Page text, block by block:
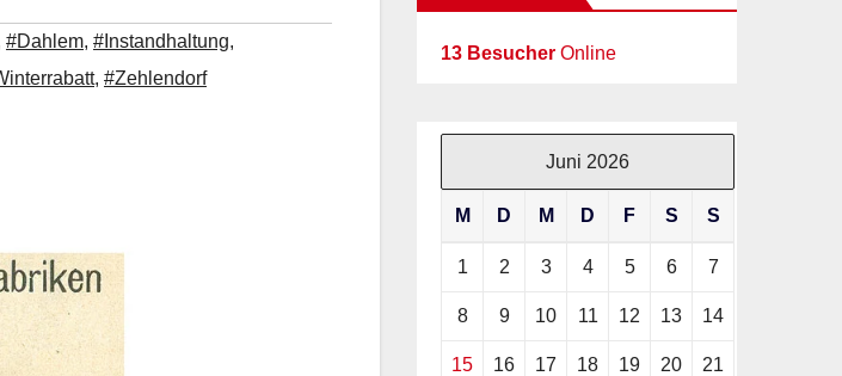
#Dahlem, #Instandhaltung,
, #Zehlendorf
13 Besucher Online
Juni 2026
M D M D F S S
1 2 3 4 5 6 7
8 9 10 11 12 13 14
15 16 17 18 19 20 21